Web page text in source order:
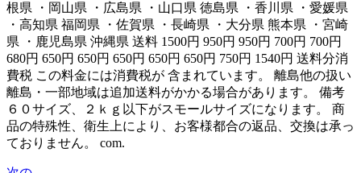
根県 ・岡山県 ・広島県 ・山口県 徳島県 ・香川県 ・愛媛県
・高知県 福岡県 ・佐賀県 ・長崎県 ・大分県 熊本県 ・宮崎
県 ・鹿児島県 沖縄県 送料 1500円 950円 950円 700円 700円
680円 650円 650円 650円 650円 650円 750円 1540円 送料分消
費税 この料金には消費税が 含まれています。 離島他の扱い
離島・一部地域は追加送料がかかる場合があります。 備考
６０サイズ、２ｋｇ以下がスモールサイズになります。 商
品の特殊性、衛生上により、お客様都合の返品、交換は承っ
ておりません。 com.